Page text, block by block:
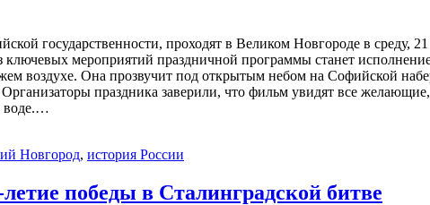
государственности, проходят в Великом Новгороде в среду,
мероприятий праздничной программы станет
воздухе. Она прозвучит под открытым небом на Софийской
праздника заверили, что фильм увидят все
воде.…
Новгород, история России
победы в Сталинградской битве